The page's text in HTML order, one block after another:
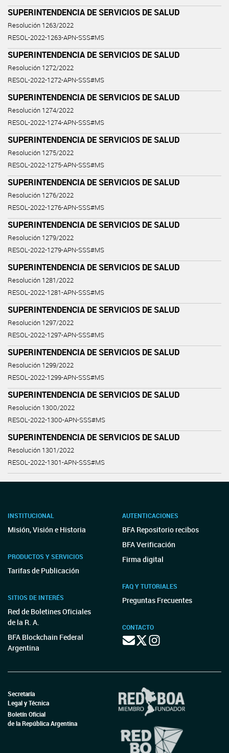
SUPERINTENDENCIA DE SERVICIOS DE SALUD
Resolución 1263/2022
RESOL-2022-1263-APN-SSS#MS
SUPERINTENDENCIA DE SERVICIOS DE SALUD
Resolución 1272/2022
RESOL-2022-1272-APN-SSS#MS
SUPERINTENDENCIA DE SERVICIOS DE SALUD
Resolución 1274/2022
RESOL-2022-1274-APN-SSS#MS
SUPERINTENDENCIA DE SERVICIOS DE SALUD
Resolución 1275/2022
RESOL-2022-1275-APN-SSS#MS
SUPERINTENDENCIA DE SERVICIOS DE SALUD
Resolución 1276/2022
RESOL-2022-1276-APN-SSS#MS
SUPERINTENDENCIA DE SERVICIOS DE SALUD
Resolución 1279/2022
RESOL-2022-1279-APN-SSS#MS
SUPERINTENDENCIA DE SERVICIOS DE SALUD
Resolución 1281/2022
RESOL-2022-1281-APN-SSS#MS
SUPERINTENDENCIA DE SERVICIOS DE SALUD
Resolución 1297/2022
RESOL-2022-1297-APN-SSS#MS
SUPERINTENDENCIA DE SERVICIOS DE SALUD
Resolución 1299/2022
RESOL-2022-1299-APN-SSS#MS
SUPERINTENDENCIA DE SERVICIOS DE SALUD
Resolución 1300/2022
RESOL-2022-1300-APN-SSS#MS
SUPERINTENDENCIA DE SERVICIOS DE SALUD
Resolución 1301/2022
RESOL-2022-1301-APN-SSS#MS
INSTITUCIONAL
Misión, Visión e Historia
PRODUCTOS Y SERVICIOS
Tarifas de Publicación
SITIOS DE INTERÉS
Red de Boletines Oficiales
de la R. A.
BFA Blockchain Federal
Argentina
AUTENTICACIONES
BFA Repositorio recibos
BFA Verificación
Firma digital
FAQ Y TUTORIALES
Preguntas Frecuentes
CONTACTO
Secretaría
Legal y Técnica
Boletín Oficial
de la República Argentina